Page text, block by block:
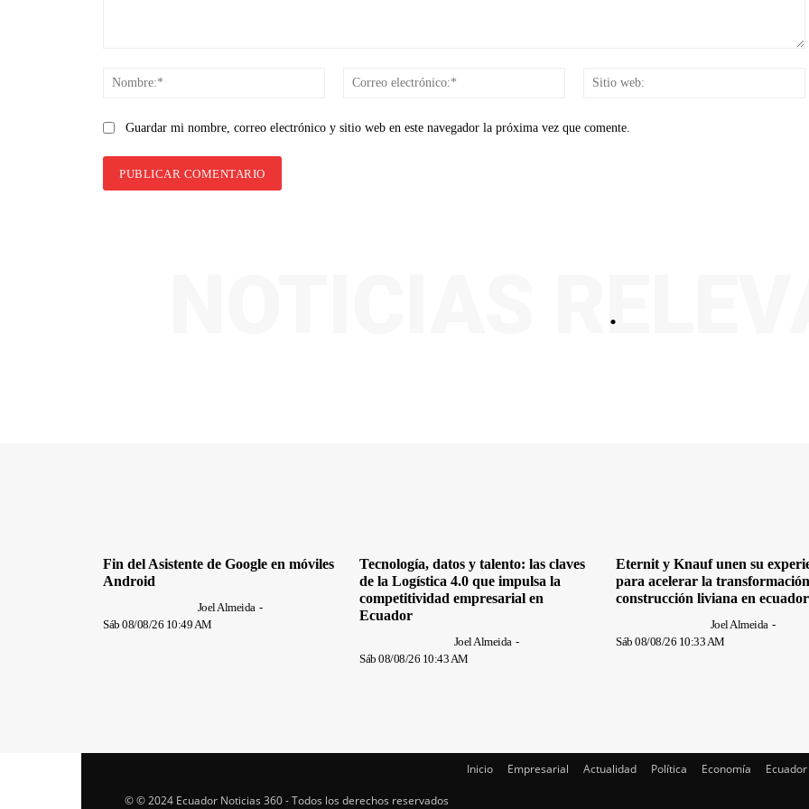
Nombre:*
Correo
Guardar mi nombre, correo electrónico y sitio web en este navegador la próxima vez que comente.
.
NOTICIAS
Fin del Asistente de Google en móviles
Android
Joel Almeida -
Sáb 08/08/26 10:49 AM
Tecnología, datos y talento: las claves
de la Logística 4.0 que impulsa la
competitividad empresarial en
Ecuador
Joel Almeida -
Sáb 08/08/26 10:43 AM
Eternit y Knauf unen su
para acelerar la
construcción liviana en ecuador
Joel Almeida -
Sáb 08/08/26 10:33 AM
Inicio Empresarial Actualidad Política Economía Ecuador
© © 2024 Ecuador Noticias 360 - Todos los derechos reservados